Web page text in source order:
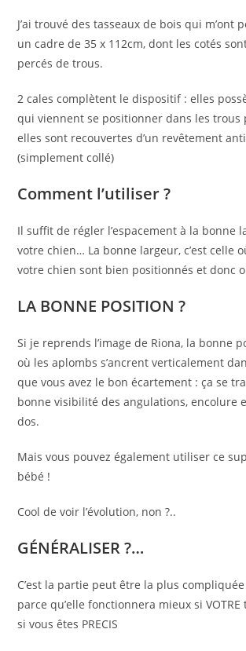
J’ai trouvé des tasseaux de bois qui m’ont
un cadre de 35 x 112cm, dont les cotés
percés de trous.
2 cales complètent le dispositif : elles
qui viennent se positionner dans les trous
elles sont recouvertes d’un revêtement
(simplement collé)
Comment l’utiliser ?
Il suffit de régler l’espacement à la bonne
votre chien… La bonne largeur, c’est celle
votre chien sont bien positionnés et donc
LA BONNE POSITION ?
Si je reprends l’image de Riona, la bonne
où les aplombs s’ancrent verticalement
que vous avez le bon écartement : ça se
bonne visibilité des angulations, encolure
dos.
Mais vous pouvez également utiliser ce
bébé !
Cool de voir l’évolution, non ?..
GÉNÉRALISER ?…
C’est la partie peut être la plus
parce qu’elle fonctionnera mieux si
si vous êtes PRECIS